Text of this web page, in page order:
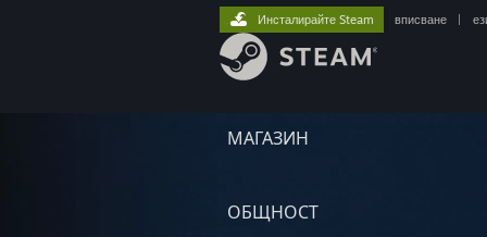
МАГАЗИН
ОБЩНОСТ
Инсталирайте Steam вписване